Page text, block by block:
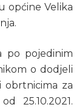
općine Velika
po pojedinim
o dodjeli
obrtnicima za
25.10.2021.